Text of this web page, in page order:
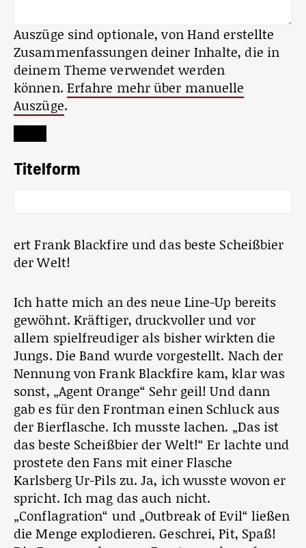
Auszüge sind optionale, von Hand erstellte
Zusammenfassungen deiner Inhalte, die in
deinem Theme verwendet werden
können. Erfahre mehr über manuelle
Auszüge.
Titelform
ert Frank Blackfire und das beste Scheißbier
der Welt!
Ich hatte mich an des neue Line-Up bereits
gewöhnt. Kräftiger, druckvoller und vor
allem spielfreudiger als bisher wirkten die
Jungs. Die Band wurde vorgestellt. Nach der
Nennung von Frank Blackfire kam, klar was
sonst, „Agent Orange“ Sehr geil! Und dann
gab es für den Frontman einen Schluck aus
der Bierflasche. Ich musste lachen. „Das ist
das beste Scheißbier der Welt!“ Er lachte und
prostete den Fans mit einer Flasche
Karlsberg Ur-Pils zu. Ja, ich wusste wovon er
spricht. Ich mag das auch nicht.
„Conflagration“ und „Outbreak of Evil“ ließen
die Menge explodieren. Geschrei, Pit, Spaß!